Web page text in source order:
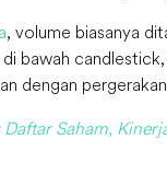
, volume biasanya
bawah
dengan
Daftar Saham,